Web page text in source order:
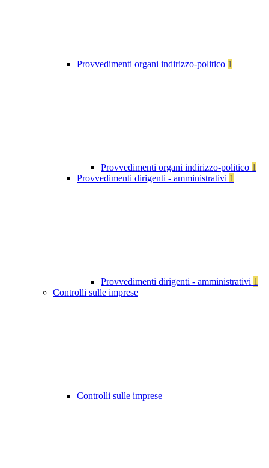
Provvedimenti organi indirizzo-politico 1
Provvedimenti organi indirizzo-politico 1
Provvedimenti dirigenti - amministrativi 1
Provvedimenti dirigenti - amministrativi 1
Controlli sulle imprese
Controlli sulle imprese